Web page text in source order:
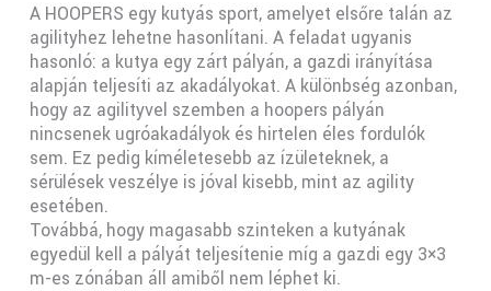
A HOOPERS egy kutyás sport, amelyet elsőre talán az
agilityhez lehetne hasonlítani. A feladat ugyanis
hasonló: a kutya egy zárt pályán, a gazdi irányítása
alapján teljesíti az akadályokat. A különbség azonban,
hogy az agilityvel szemben a hoopers pályán
nincsenek ugróakadályok és hirtelen éles fordulók
sem. Ez pedig kíméletesebb az ízületeknek, a
sérülések veszélye is jóval kisebb, mint az agility
esetében.
Továbbá, hogy magasabb szinteken a kutyának
egyedül kell a pályát teljesítenie míg a gazdi egy 3×3
m-es zónában áll amiből nem léphet ki.